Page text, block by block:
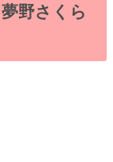
夢野さくら